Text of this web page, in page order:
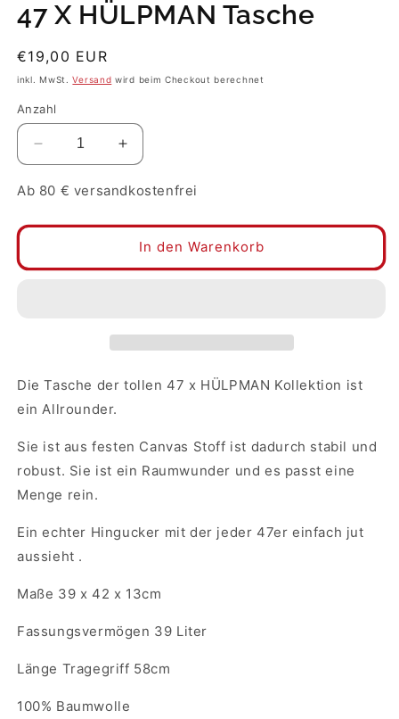
47 X HÜLPMAN Tasche
Normaler
Preis
€19,00 EUR
inkl. MwSt.Versand wird beim Checkout berechnet
Anzahl
Verringere
die
Menge
47
HÜLPMAN
Erhöhe
die
Menge
47
HÜLPMAN
Ab 80 € versandkostenfrei
In den Warenkorb
Die Tasche der tollen 47 x HÜLPMAN Kollektion ist
ein Allrounder.
Sie ist aus festen Canvas Stoff ist dadurch stabil und
robust. Sie ist ein Raumwunder und es passt eine
Menge rein.
Ein echter Hingucker mit der jeder 47er einfach jut
aussieht .
Maße 39 x 42 x 13cm
Fassungsvermögen 39 Liter
Länge Tragegriff 58cm
100% Baumwolle